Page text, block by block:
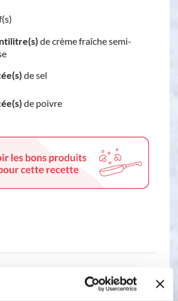
de crème fraîche semi-
de sel
de poivre
Étape 1 : Allumer le four a 180